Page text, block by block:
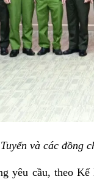
và các đồng
yêu cầu, theo Kế